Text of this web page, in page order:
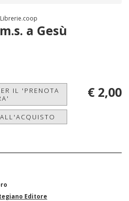
a Gesù
IL 'PRENOTA
€ 2,00
Editore